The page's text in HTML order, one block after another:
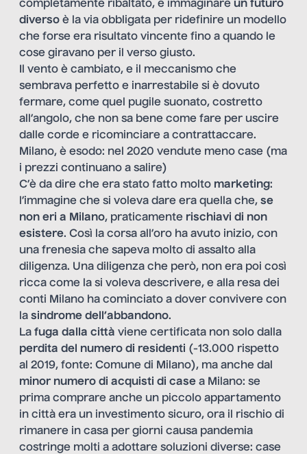
completamente ribaltato, e immaginare un futuro
diverso è la via obbligata per ridefinire un modello
che forse era risultato vincente fino a quando le
cose giravano per il verso giusto.
Il vento è cambiato, e il meccanismo che
sembrava perfetto e inarrestabile si è dovuto
fermare, come quel pugile suonato, costretto
all’angolo, che non sa bene come fare per uscire
dalle corde e ricominciare a contrattaccare.
Milano, è esodo: nel 2020 vendute meno case (ma
i prezzi continuano a salire)
C’è da dire che era stato fatto molto marketing:
l’immagine che si voleva dare era quella che, se
non eri a Milano, praticamente rischiavi di non
esistere. Così la corsa all’oro ha avuto inizio, con
una frenesia che sapeva molto di assalto alla
diligenza. Una diligenza che però, non era poi così
ricca come la si voleva descrivere, e alla resa dei
conti Milano ha cominciato a dover convivere con
la sindrome dell’abbandono.
La fuga dalla città viene certificata non solo dalla
perdita del numero di residenti (-13.000 rispetto
al 2019, fonte: Comune di Milano), ma anche dal
minor numero di acquisti di case a Milano: se
prima comprare anche un piccolo appartamento
in città era un investimento sicuro, ora il rischio di
rimanere in casa per giorni causa pandemia
costringe molti a adottare soluzioni diverse: case